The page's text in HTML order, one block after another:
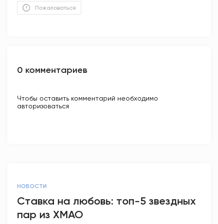
Пожаловаться
0 комментариев
Чтобы оставить комментарий необходимо
авторизоваться
НОВОСТИ
Ставка на любовь: топ-5 звездных
пар из ХМАО